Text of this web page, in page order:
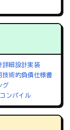
詳細設計実装
技術的負債仕様書
グ
ンパイル